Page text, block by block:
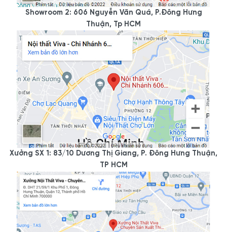
Showroom 2: 606 Nguyễn Văn Quá, P.Đông Hưng
Thuận, Tp HCM
Xưởng SX 1: 83/10 Dương Thị Giang, P. Đông Hưng Thuận,
TP HCM